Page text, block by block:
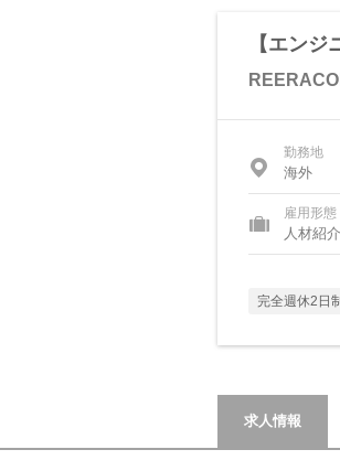
【エン
勤務地
海外
雇用形態
人材紹介
完全週休2日
求人情報